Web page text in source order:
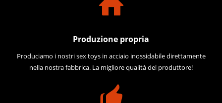
Produzione propria
Produciamo i nostri sex toys in acciaio inossidabile direttamente
nella nostra fabbrica. La migliore qualità del produttore!